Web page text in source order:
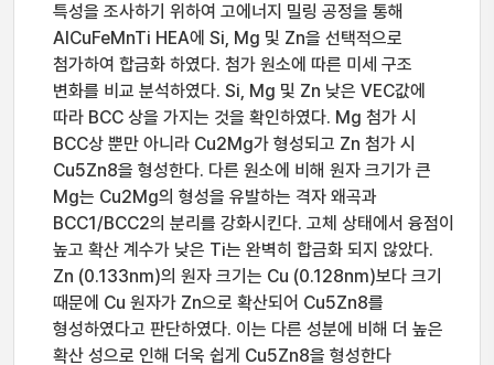
특성을 조사하기 위하여 고에너지 밀링 공정을 통해
AlCuFeMnTi HEA에 Si, Mg 및 Zn을 선택적으로
첨가하여 합금화 하였다. 첨가 원소에 따른 미세 구조
변화를 비교 분석하였다. Si, Mg 및 Zn 낮은 VEC값에
따라 BCC 상을 가지는 것을 확인하였다. Mg 첨가 시
BCC상 뿐만 아니라 Cu2Mg가 형성되고 Zn 첨가 시
Cu5Zn8을 형성한다. 다른 원소에 비해 원자 크기가 큰
Mg는 Cu2Mg의 형성을 유발하는 격자 왜곡과
BCC1/BCC2의 분리를 강화시킨다. 고체 상태에서 융점이
높고 확산 계수가 낮은 Ti는 완벽히 합금화 되지 않았다.
Zn (0.133nm)의 원자 크기는 Cu (0.128nm)보다 크기
때문에 Cu 원자가 Zn으로 확산되어 Cu5Zn8를
형성하였다고 판단하였다. 이는 다른 성분에 비해 더 높은
확산 성으로 인해 더욱 쉽게 Cu5Zn8을 형성한다